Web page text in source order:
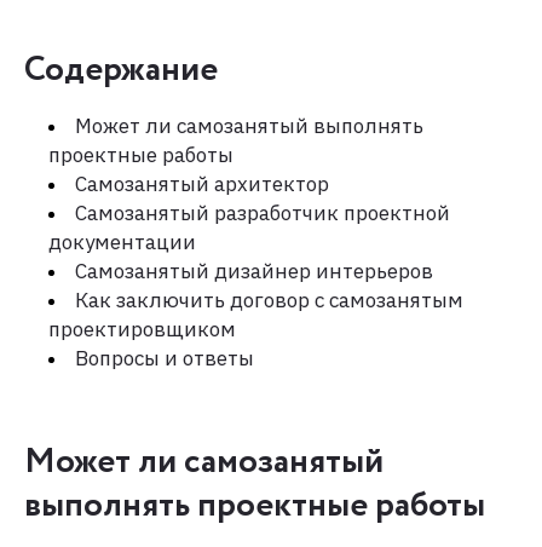
Содержание
Может ли самозанятый выполнять
проектные работы
Самозанятый архитектор
Самозанятый разработчик проектной
документации
Самозанятый дизайнер интерьеров
Как заключить договор с самозанятым
проектировщиком
Вопросы и ответы
Может ли самозанятый
выполнять проектные работы